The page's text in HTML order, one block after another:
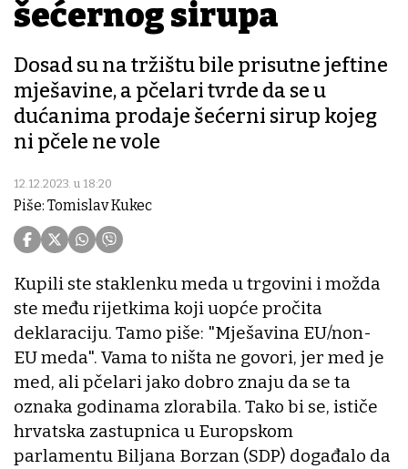
šećernog sirupa
Dosad su na tržištu bile prisutne jeftine
mješavine, a pčelari tvrde da se u
dućanima prodaje šećerni sirup kojeg
ni pčele ne vole
12.12.2023. u 18:20
Piše: Tomislav Kukec
Kupili ste staklenku meda u trgovini i možda
ste među rijetkima koji uopće pročita
deklaraciju. Tamo piše: "Mješavina EU/non-
EU meda". Vama to ništa ne govori, jer med je
med, ali pčelari jako dobro znaju da se ta
oznaka godinama zlorabila. Tako bi se, ističe
hrvatska zastupnica u Europskom
parlamentu Biljana Borzan (SDP) događalo da